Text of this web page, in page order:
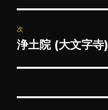
ビ
ゲ
ー
投
稿:
次
次
投
浄土院 (大文字寺)